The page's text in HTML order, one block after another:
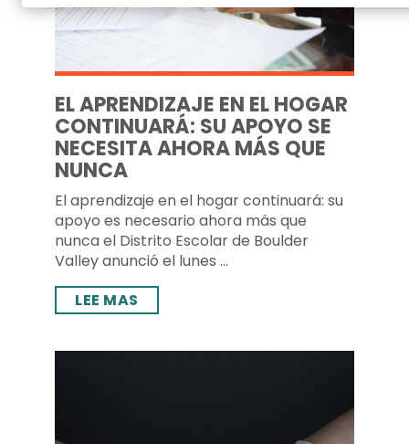
EL APRENDIZAJE EN EL HOGAR
CONTINUARÁ: SU APOYO SE
NECESITA AHORA MÁS QUE
NUNCA
El aprendizaje en el hogar continuará: su
apoyo es necesario ahora más que
nunca el Distrito Escolar de Boulder
Valley anunció el lunes ...
LEE MAS